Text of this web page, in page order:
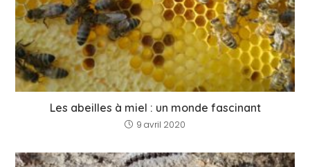
Les abeilles à miel : un monde fascinant
9 avril 2020